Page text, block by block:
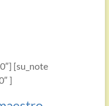
[su_note
]